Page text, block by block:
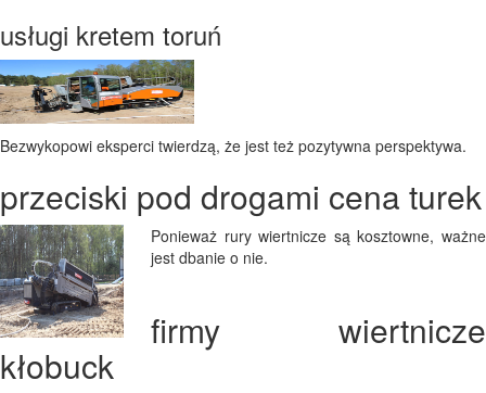
usługi kretem toruń
Bezwykopowi eksperci twierdzą, że jest też pozytywna perspektywa.
przeciski pod drogami cena turek
Ponieważ rury wiertnicze są kosztowne, ważne
jest dbanie o nie.
firmy wiertnicze
kłobuck